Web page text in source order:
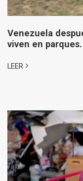
Venezuela
viven en parques.
LEER